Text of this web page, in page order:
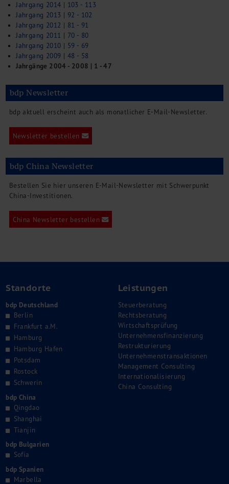
Jahrgang 2014 | 103 - 113
Jahrgang 2013 | 92 - 102
Jahrgang 2012 | 81 - 91
Jahrgang 2011 | 70 - 80
Jahrgang 2010 | 59 - 69
Jahrgang 2009 | 48 - 58
Jahrgänge 2004 - 2008 | 1 - 47
bdp Newsletter
bdp aktuell erscheint auch als monatlicher E-Mail-Newsletter.
Newsletter bestellen
bdp China Newsletter
Bestellen Sie hier unseren E-Mail-Newsletter mit Schwerpunkt
China-Investitionen.
China Newsletter bestellen
Standorte
bdp Deutschland
Berlin
Frankfurt a.M.
Hamburg
Hamburg Hafen
Potsdam
Rostock
Schwerin
bdp China
Qingdao
Shanghai
Tianjin
bdp Bulgarien
Sofia
bdp Spanien
Marbella
Leistungen
Steuerberatung
Rechtsberatung
Wirtschaftsprüfung
Unternehmensfinanzierung
Restrukturierung
Unternehmenstransaktionen
Management Consulting
Internationalisierung
China Consulting